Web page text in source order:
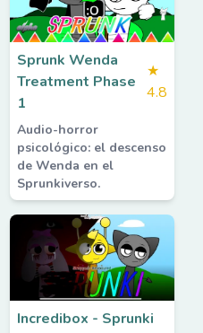
Sprunk Wenda
Treatment Phase
1
★
4.8
Audio-horror
psicológico: el descenso
de Wenda en el
Sprunkiverso.
Incredibox - Sprunki